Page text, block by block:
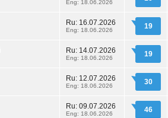
Eng: 18.06.2026
Ru: 16.07.2026
Eng: 18.06.2026 19
Ru: 14.07.2026
Eng: 18.06.2026 19
Ru: 12.07.2026
Eng: 18.06.2026 30
Ru: 09.07.2026
Eng: 18.06.2026 46